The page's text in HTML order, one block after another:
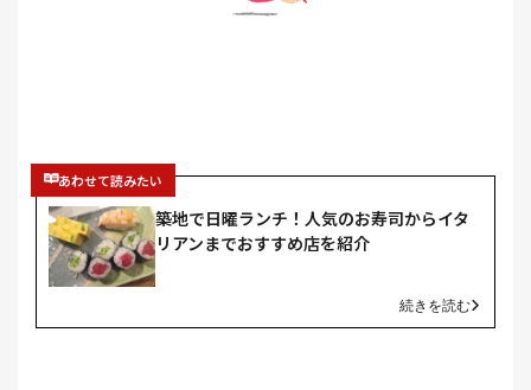
あわせて読みたい
築地で日曜ランチ！人気のお寿司からイタ
リアンまでおすすめ店を紹介
続きを読む